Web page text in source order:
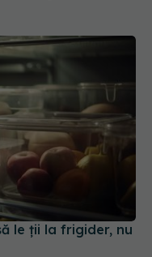
le ții la frigider, nu